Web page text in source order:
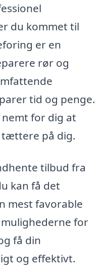
du kommet til
er en
rør og
tid og penge.
for dig at
på dig.
tilbud fra
kan få det
mest favorable
mulighederne for
få din
og effektivt.